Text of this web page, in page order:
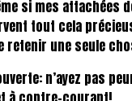
si mes attachées
tout cela
retenir une seule
n’ayez pas